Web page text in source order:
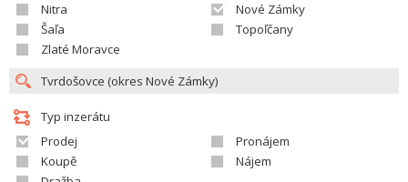
Nitra
Nové Zámky
Šaľa
Topoľčany
Zlaté Moravce
Typ inzerátu
Prodej
Pronájem
Koupě
Nájem